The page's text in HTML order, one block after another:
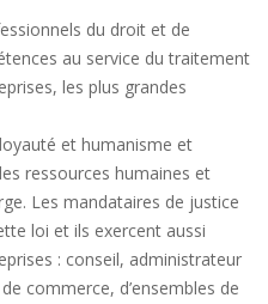
du droit et de
au service du traitement
les plus grandes
et humanisme et
ressources humaines et
Les mandataires de justice
loi et ils exercent aussi
: conseil, administrateur
commerce, d’ensembles de